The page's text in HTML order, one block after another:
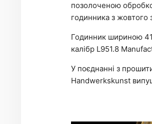
позолоченою
годинника з жовтого
Годинник шириною
калібр L951.8
У поєднанні з
Handwerkskunst